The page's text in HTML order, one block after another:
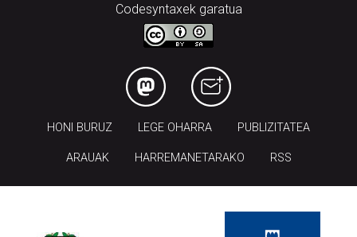
Codesyntaxek garatua
HONI BURUZ LEGE OHARRA PUBLIZITATEA
ARAUAK HARREMANETARAKO RSS